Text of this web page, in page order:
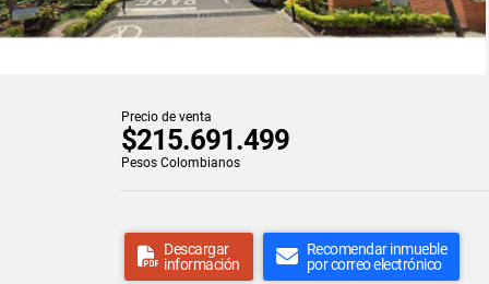
Precio de venta
$215.691.499
Pesos Colombianos
Descargar
información
Recomendar inmueble
por correo electrónico